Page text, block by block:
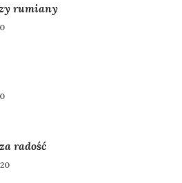
rumiany
radość